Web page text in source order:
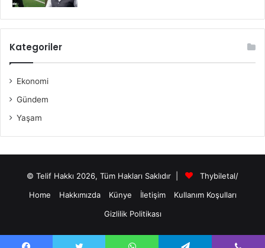
Kategoriler
Ekonomi
Gündem
Yaşam
© Telif Hakkı 2026, Tüm Hakları Saklıdır |
Thybiletal/
Home
Hakkımızda Künye İletişim
Kullanım Koşulları
Gizlilik Politikası